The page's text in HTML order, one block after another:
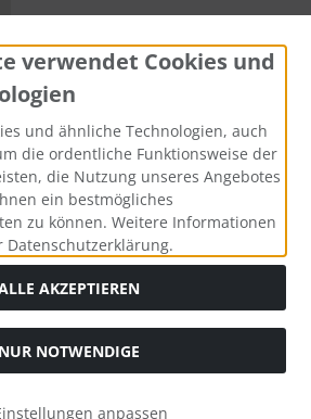
verwendet Cookies und
und ähnliche Technologien, auch
die ordentliche Funktionsweise der
die Nutzung unseres Angebotes
ein bestmögliches
zu können. Weitere Informationen
Datenschutzerklärung.
AKZEPTIEREN
NUR NOTWENDIGE
anpassen